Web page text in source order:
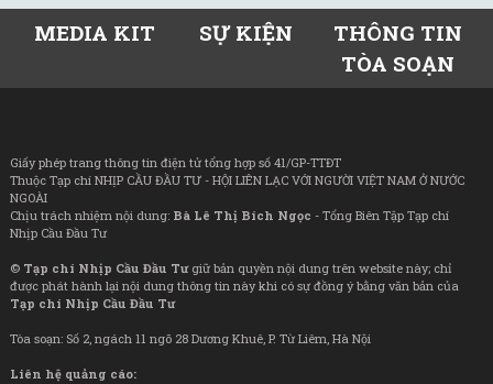
MEDIA KIT SỰ KIỆN
THÔNG TIN
TÒA SOẠN
Giấy phép trang thông tin điện tử tổng hợp số 41/GP-TTĐT
Thuộc Tạp chí NHỊP CẦU ĐẦU TƯ - HỘI LIÊN LẠC VỚI NGƯỜI VIỆT NAM Ở NƯỚC
NGOÀI
Chịu trách nhiệm nội dung: Bà Lê Thị Bích Ngọc - Tổng Biên Tập Tạp chí
Nhịp Cầu Đầu Tư
© Tạp chí Nhịp Cầu Đầu Tưgiữ bản quyền nội dung trên website này; chỉ
được phát hành lại nội dung thông tin này khi có sự đồng ý bằng văn bản của
Tạp chí Nhịp Cầu Đầu Tư
Tòa soạn: Số 2, ngách 11 ngõ 28 Dương Khuê, P. Từ Liêm, Hà Nội
Liên hệ quảng cáo: